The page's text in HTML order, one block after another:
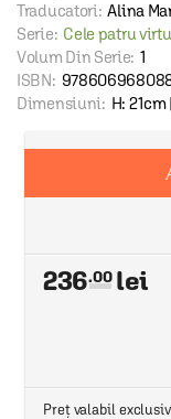
Traducatori: Alina
Serie: Cele patru
Volum Din Serie: 1
ISBN:
Dimensiuni: H: 21cm
236.00
Preț valabil